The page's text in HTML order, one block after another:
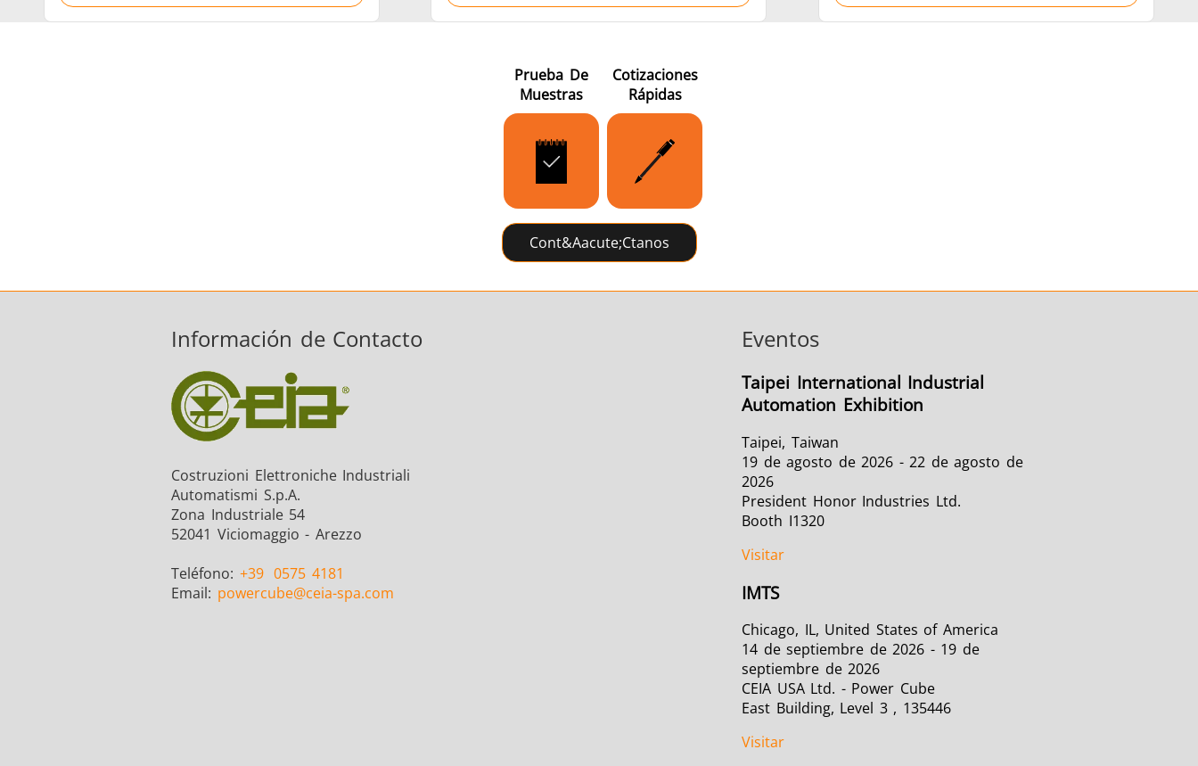
Prueba De
Muestras
Cotizaciones
Rápidas
Cont&aacute;ctanos
Información de Contacto
Costruzioni Elettroniche Industriali
Automatismi S.p.A.
Zona Industriale 54
52041 Viciomaggio - Arezzo
Teléfono: +39 0575 4181
Email: powercube@ceia-spa.com
Eventos
Taipei International Industrial
Automation Exhibition
Taipei, Taiwan
19 de agosto de 2026 - 22 de agosto de
2026
President Honor Industries Ltd.
Booth I1320
Visitar
IMTS
Chicago, IL, United States of America
14 de septiembre de 2026 - 19 de
septiembre de 2026
CEIA USA Ltd. - Power Cube
East Building, Level 3 , 135446
Visitar